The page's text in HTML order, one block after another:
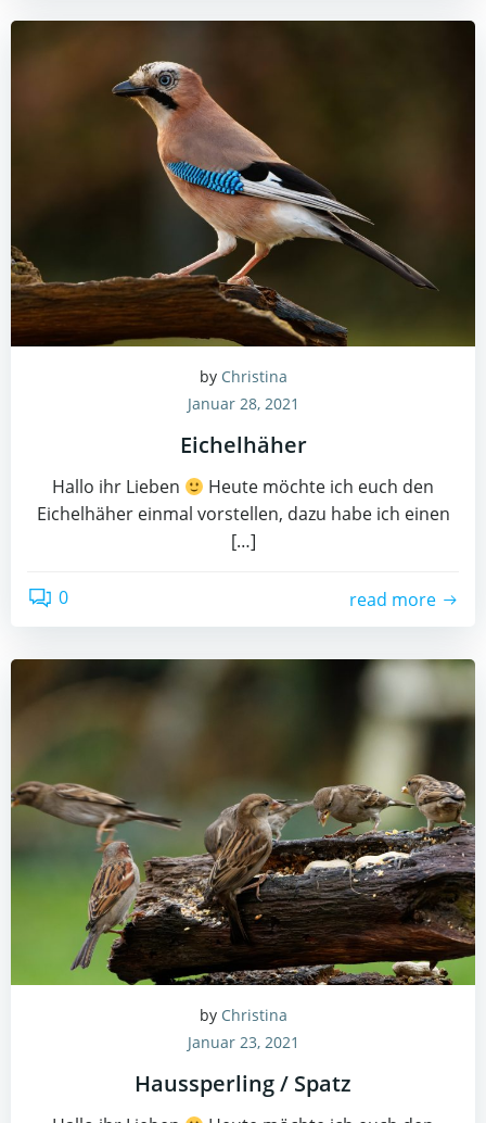
by Christina
Januar 28, 2021
Eichelhäher
Hallo ihr Lieben
Heute möchte ich euch den
Eichelhäher einmal vorstellen, dazu habe ich einen
[…]
0 read more
by Christina
Januar 23, 2021
Haussperling / Spatz